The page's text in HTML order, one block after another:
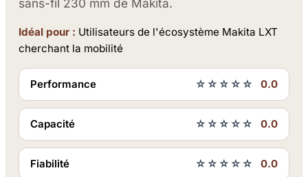
sans-fil 230 mm de Makita.
Idéal pour : Utilisateurs de l'écosystème Makita LXT
cherchant la mobilité
Performance ☆☆☆☆☆ 0.0
Capacité ☆☆☆☆☆ 0.0
Fiabilité ☆☆☆☆☆ 0.0